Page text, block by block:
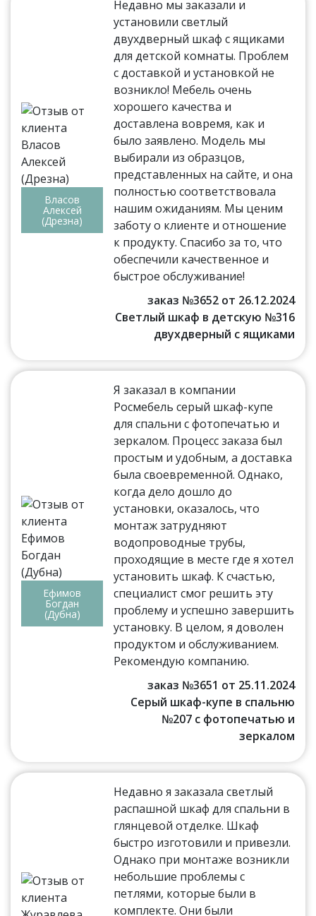
Власов
Алексей
(Дрезна)
Недавно мы заказали и
установили светлый
двухдверный шкаф с ящиками
для детской комнаты. Проблем
с доставкой и установкой не
возникло! Мебель очень
хорошего качества и
доставлена вовремя, как и
было заявлено. Модель мы
выбирали из образцов,
представленных на сайте, и она
полностью соответствовала
нашим ожиданиям. Мы ценим
заботу о клиенте и отношение
к продукту. Спасибо за то, что
обеспечили качественное и
быстрое обслуживание!
заказ №3652 от 26.12.2024
Светлый шкаф в детскую №316
двухдверный с ящиками
Ефимов
Богдан
(Дубна)
Я заказал в компании
Росмебель серый шкаф-купе
для спальни с фотопечатью и
зеркалом. Процесс заказа был
простым и удобным, а доставка
была своевременной. Однако,
когда дело дошло до
установки, оказалось, что
монтаж затрудняют
водопроводные трубы,
проходящие в месте где я хотел
установить шкаф. К счастью,
специалист смог решить эту
проблему и успешно завершить
установку. В целом, я доволен
продуктом и обслуживанием.
Рекомендую компанию.
заказ №3651 от 25.11.2024
Серый шкаф-купе в спальню
№207 с фотопечатью и
зеркалом
Недавно я заказала светлый
распашной шкаф для спальни в
глянцевой отделке. Шкаф
быстро изготовили и привезли.
Однако при монтаже возникли
небольшие проблемы с
петлями, которые были в
комплекте. Они были